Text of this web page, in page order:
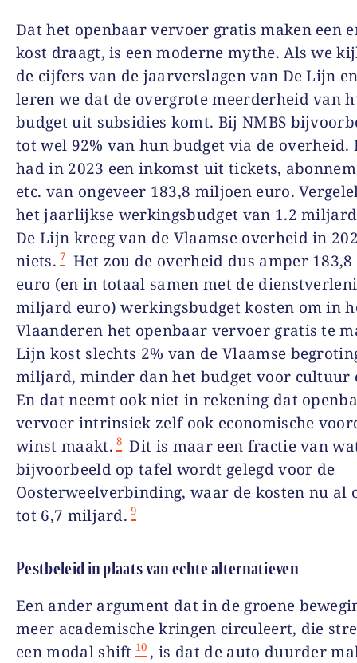
Dat het openbaar vervoer gratis maken een
kost draagt, is een moderne mythe. Als we
de cijfers van de jaarverslagen van De Lijn
leren we dat de overgrote meerderheid van
budget uit subsidies komt. Bij NMBS
tot wel 92% van hun budget via de overheid.
had in 2023 een inkomst uit tickets,
etc. van ongeveer 183,8 miljoen euro.
het jaarlijkse werkingsbudget van 1.2
De Lijn kreeg van de Vlaamse overheid in
niets. 7 Het zou de overheid dus amper
euro (en in totaal samen met de
miljard euro) werkingsbudget kosten om in
Vlaanderen het openbaar vervoer gratis te
Lijn kost slechts 2% van de Vlaamse
miljard, minder dan het budget voor cultuur
En dat neemt ook niet in rekening dat
vervoer intrinsiek zelf ook economische
winst maakt. 8 Dit is maar een fractie van
bijvoorbeeld op tafel wordt gelegd voor de
Oosterweelverbinding, waar de kosten nu al
tot 6,7 miljard. 9
Pestbeleid in plaats van echte alternatieven
Een ander argument dat in de groene
meer academische kringen circuleert, die
een modal shift 10 , is dat de auto duurder